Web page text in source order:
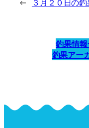
← ３月２０日の
釣果情
釣果アー